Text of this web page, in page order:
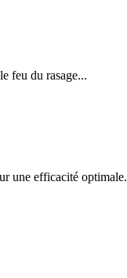
feu du rasage...
une efficacité optimale.